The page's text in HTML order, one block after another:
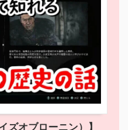
ズオブローニン）】